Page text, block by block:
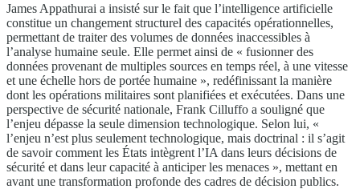
James Appathurai a insisté sur le fait que l’intelligence artificielle
constitue un changement structurel des capacités opérationnelles,
permettant de traiter des volumes de données inaccessibles à
l’analyse humaine seule. Elle permet ainsi de « fusionner des
données provenant de multiples sources en temps réel, à une vitesse
et une échelle hors de portée humaine », redéfinissant la manière
dont les opérations militaires sont planifiées et exécutées. Dans une
perspective de sécurité nationale, Frank Cilluffo a souligné que
l’enjeu dépasse la seule dimension technologique. Selon lui, «
l’enjeu n’est plus seulement technologique, mais doctrinal : il s’agit
de savoir comment les États intègrent l’IA dans leurs décisions de
sécurité et dans leur capacité à anticiper les menaces », mettant en
avant une transformation profonde des cadres de décision publics.